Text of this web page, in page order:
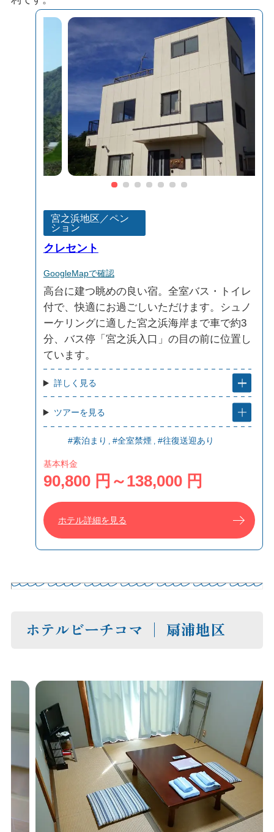
宮之浜地区／ペン
ション
クレセント
GoogleMapで確認
高台に建つ眺めの良い宿。全室バス・トイレ
付で、快適にお過ごしいただけます。シュノ
ーケリングに適した宮之浜海岸まで車で約3
分、バス停「宮之浜入口」の目の前に位置し
ています。
詳しく見る
ツアーを見る
#素泊まり #全室禁煙 #往復送迎あり
基本料金
90,800 円～138,000 円
ホテル詳細を見る
ホテルビーチコマ │ 扇浦地区